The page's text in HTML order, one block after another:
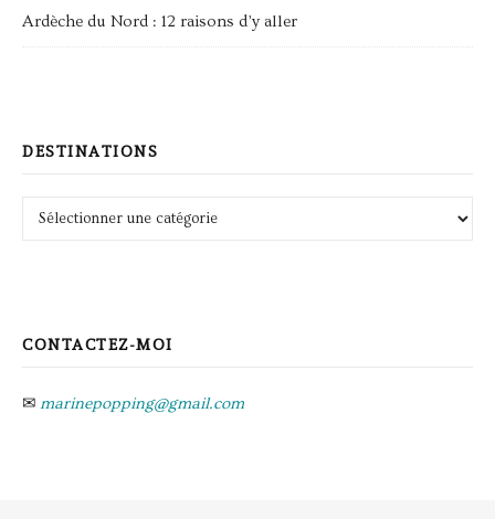
Ardèche du Nord : 12 raisons d’y aller
DESTINATIONS
Destinations
CONTACTEZ-MOI
✉ marinepopping@gmail.com